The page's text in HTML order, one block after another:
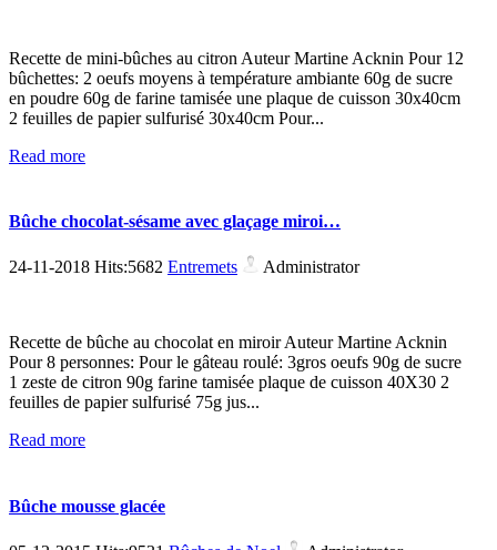
Recette de mini-bûches au citron Auteur Martine Acknin Pour 12
bûchettes: 2 oeufs moyens à température ambiante 60g de sucre
en poudre 60g de farine tamisée une plaque de cuisson 30x40cm
2 feuilles de papier sulfurisé 30x40cm Pour...
Read more
Bûche chocolat-sésame avec glaçage miroi…
24-11-2018 Hits:5682 Entremets Administrator
Recette de bûche au chocolat en miroir Auteur Martine Acknin
Pour 8 personnes: Pour le gâteau roulé: 3gros oeufs 90g de sucre
1 zeste de citron 90g farine tamisée plaque de cuisson 40X30 2
feuilles de papier sulfurisé 75g jus...
Read more
Bûche mousse glacée